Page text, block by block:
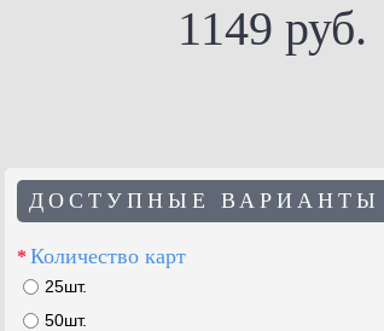
1149 руб.
ДОСТУПНЫЕ ВАРИАНТЫ
Количество карт
25шт.
50шт.